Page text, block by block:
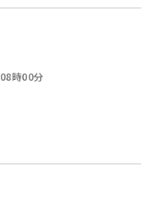
08時00分